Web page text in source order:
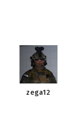
zega12